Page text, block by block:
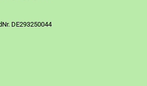
DE293250044